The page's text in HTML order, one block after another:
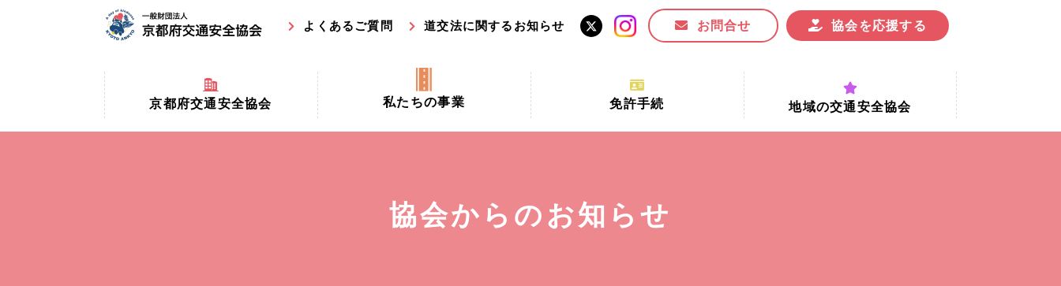
よくあるご質問 道交法に関するお知らせ お問合せ 協会を応援する
京都府交通安全協会
京都府交通安全協会とは？
私たちの事業
京都府交通安全活動推進センター事業
交通安全協力金の活用事業
免許手続
手続場所の対象者及び受付時間
講習時間
地域の交通安全協会
協会からのお知らせ